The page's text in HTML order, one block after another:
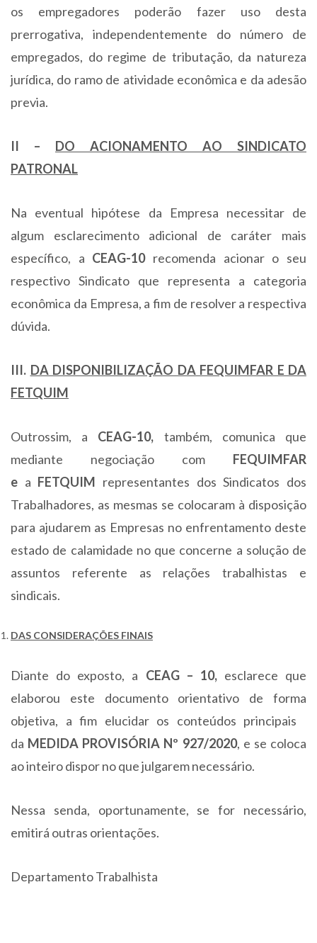
os empregadores poderão fazer uso desta
prerrogativa, independentemente do número de
empregados, do regime de tributação, da natureza
jurídica, do ramo de atividade econômica e da adesão
previa.
II – DO ACIONAMENTO AO SINDICATO
PATRONAL
Na eventual hipótese da Empresa necessitar de
algum esclarecimento adicional de caráter mais
específico, a CEAG-10recomenda acionar o seu
respectivo Sindicato que representa a categoria
econômica da Empresa, a fim de resolver a respectiva
dúvida.
III. DA DISPONIBILIZAÇÃO DA FEQUIMFAR E DA
FETQUIM
Outrossim, a CEAG-10, também, comunica que
mediante negociação com FEQUIMFAR
e a FETQUIM representantes dos Sindicatos dos
Trabalhadores, as mesmas se colocaram à disposição
para ajudarem as Empresas no enfrentamento deste
estado de calamidade no que concerne a solução de
assuntos referente as relações trabalhistas e
sindicais.
DAS CONSIDERAÇÕES FINAIS
Diante do exposto, a CEAG – 10,esclarece que
elaborou este documento orientativo de forma
objetiva, a fim elucidar os conteúdos principais
da MEDIDA PROVISÓRIA Nº 927/2020, e se coloca
ao inteiro dispor no que julgarem necessário.
Nessa senda, oportunamente, se for necessário,
emitirá outras orientações.
Departamento Trabalhista